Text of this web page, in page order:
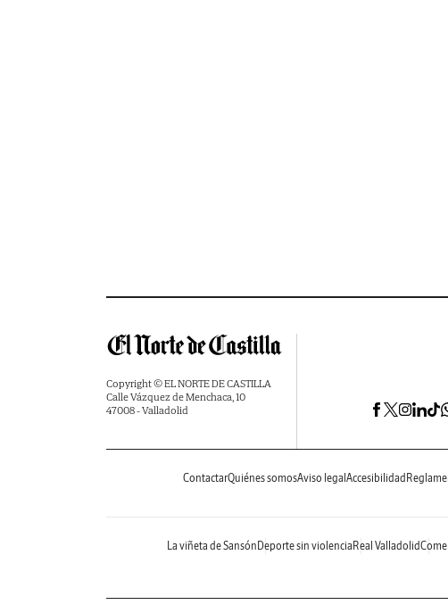
Copyright © EL NORTE DE CASTILLA
Calle Vázquez de Menchaca, 10
47008 - Valladolid
ContactarQuiénes somosAviso legal Accesibilidad
La viñeta de Sansón Deporte sin violencia Real Valladolid